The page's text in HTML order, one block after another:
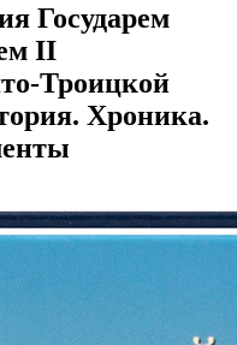
Государем
II
Троицкой
Хроника.